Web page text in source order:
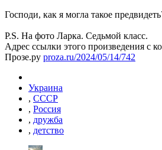
Господи, как я могла такое
P.S. На фото Ларка. Седьмой класс.
Адрес ссылки этого произведения с
Прозе.ру proza.ru/2024/05/14/742
Украина
, СССР
, Россия
, дружба
, детство